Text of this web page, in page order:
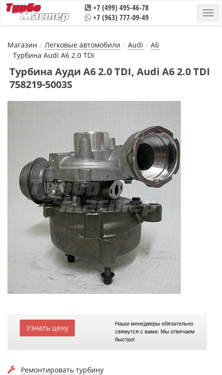
+7 (499) 495-46-78
+7 (963) 777-09-49
Магазин Легковые автомобили Audi
A6
Турбина Audi A6 2.0 TDI
Турбина Ауди А6 2.0 TDI, Audi A6 2.0 TDI
758219-5003S
Узнать цену
Наши менеджеры обязательно
свяжутся с вами. Мы отвечаем
быстро!
Ремонтировать турбину